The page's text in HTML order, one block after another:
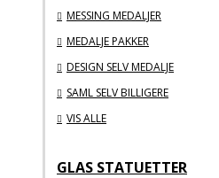
MESSING MEDALJER
MEDALJE PAKKER
DESIGN SELV MEDALJE
SAML SELV BILLIGERE
VIS ALLE
GLAS STATUETTER